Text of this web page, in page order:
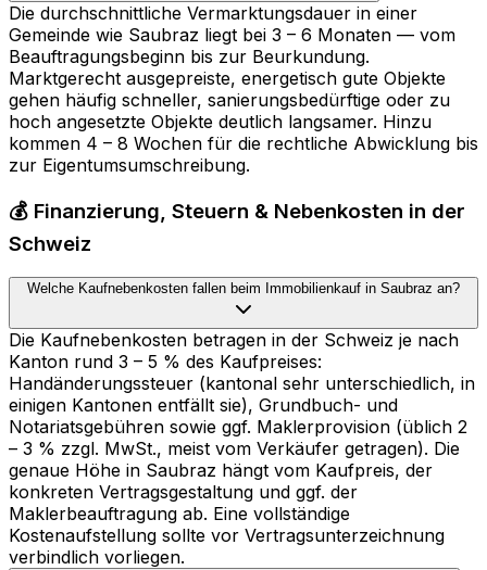
Die durchschnittliche Vermarktungsdauer in einer
Gemeinde wie Saubraz liegt bei 3 – 6 Monaten — vom
Beauftragungsbeginn bis zur Beurkundung.
Marktgerecht ausgepreiste, energetisch gute Objekte
gehen häufig schneller, sanierungsbedürftige oder zu
hoch angesetzte Objekte deutlich langsamer. Hinzu
kommen 4 – 8 Wochen für die rechtliche Abwicklung bis
zur Eigentumsumschreibung.
💰 Finanzierung, Steuern & Nebenkosten in der
Schweiz
Welche Kaufnebenkosten fallen beim Immobilienkauf in Saubraz an?
Die Kaufnebenkosten betragen in der Schweiz je nach
Kanton rund 3 – 5 % des Kaufpreises:
Handänderungssteuer (kantonal sehr unterschiedlich, in
einigen Kantonen entfällt sie), Grundbuch- und
Notariatsgebühren sowie ggf. Maklerprovision (üblich 2
– 3 % zzgl. MwSt., meist vom Verkäufer getragen). Die
genaue Höhe in Saubraz hängt vom Kaufpreis, der
konkreten Vertragsgestaltung und ggf. der
Maklerbeauftragung ab. Eine vollständige
Kostenaufstellung sollte vor Vertragsunterzeichnung
verbindlich vorliegen.